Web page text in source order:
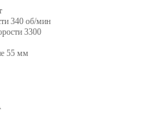
340 об/мин
3300
55 мм